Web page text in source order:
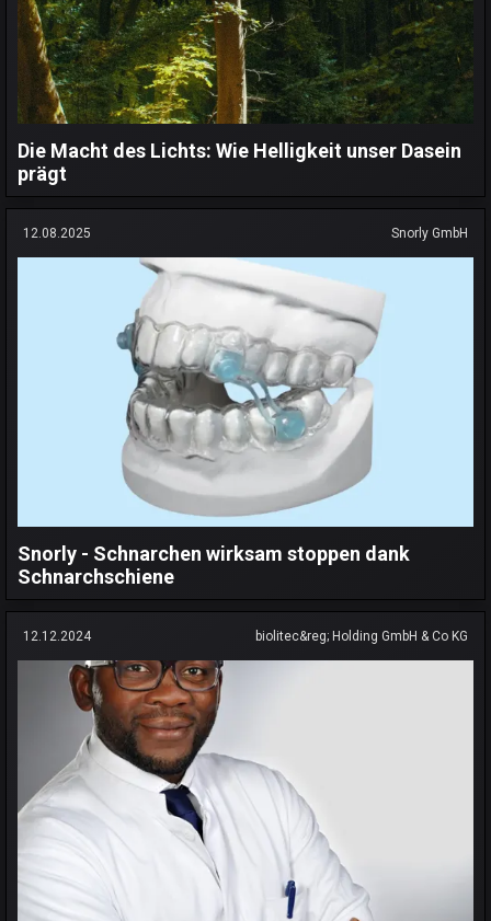
Die Macht des Lichts: Wie Helligkeit unser Dasein
prägt
12.08.2025 Snorly GmbH
Snorly - Schnarchen wirksam stoppen dank
Schnarchschiene
12.12.2024 biolitec&reg; Holding GmbH & Co KG